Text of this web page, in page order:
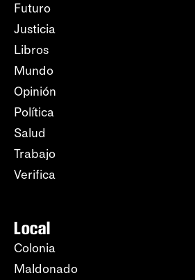
Futuro
Justicia
Libros
Mundo
Opinión
Política
Salud
Trabajo
Verifica
Local
Colonia
Maldonado